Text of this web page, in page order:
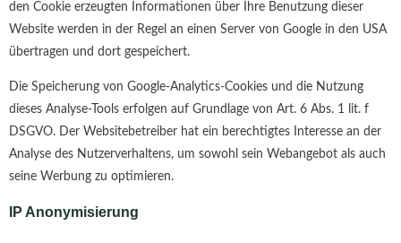
den Cookie erzeugten Informationen über Ihre Benutzung dieser
Website werden in der Regel an einen Server von Google in den USA
übertragen und dort gespeichert.
Die Speicherung von Google-Analytics-Cookies und die Nutzung
dieses Analyse-Tools erfolgen auf Grundlage von Art. 6 Abs. 1 lit. f
DSGVO. Der Websitebetreiber hat ein berechtigtes Interesse an der
Analyse des Nutzerverhaltens, um sowohl sein Webangebot als auch
seine Werbung zu optimieren.
IP Anonymisierung